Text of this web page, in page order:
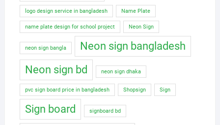
logo design service in bangladesh Name Plate
name plate design for school project Neon Sign
neon sign bangla
Neon sign bangladesh
Neon sign bd
neon sign dhaka
pvc sign board price in bangladesh Shopsign Sign
Sign board signboard bd